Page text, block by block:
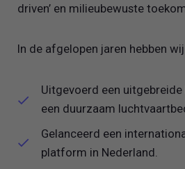
driven’ en milieubewuste
In de afgelopen jaren hebben wij
Uitgevoerd een
een duurzaam
Gelanceerd een
platform in Nederland.